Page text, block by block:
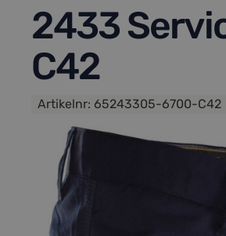
2433
C42
Artikelnr: 65243305-6700-C42